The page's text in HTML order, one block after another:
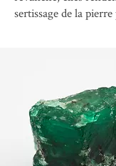
sertissage de la